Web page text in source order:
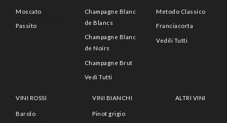
Moscato
Passito
Champagne Blanc
de Blancs
Champagne Blanc
de Noirs
Champagne Brut
Vedi Tutti
Metodo Classico
Franciacorta
Vedili Tutti
VINI ROSSI
Barolo
VINI BIANCHI
Pinot grigio
ALTRI VINI